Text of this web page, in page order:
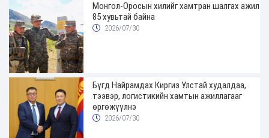
Монгол-Оросын хилийг хамтран шалгах ажил
85 хувьтай байна
2026/07/30
Бүгд Найрамдах Киргиз Улстай худалдаа,
тээвэр, логистикийн хамтын ажиллагааг
өргөжүүлнэ
2026/07/30